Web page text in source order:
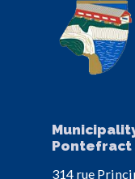
Pontefract
314 rue